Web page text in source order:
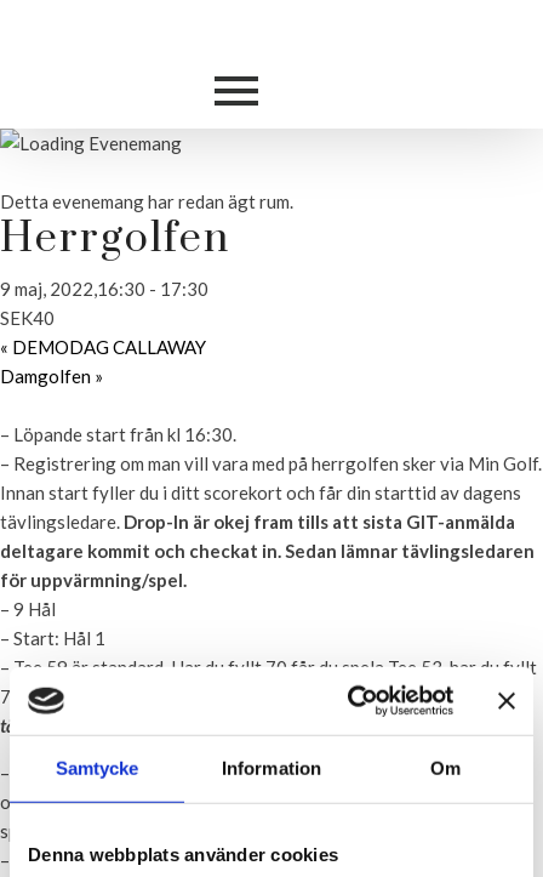
Samtycke Information Om
Denna webbplats använder cookies
Detta evenemang har redan ägt rum.
Herrgolfen
9 maj, 2022,16:30 - 17:30
SEK40
« DEMODAG CALLAWAY
Damgolfen »
– Löpande start från kl 16:30.
– Registrering om man vill vara med på herrgolfen sker via Min Golf.
Innan start fyller du i ditt scorekort och får din starttid av dagens
tävlingsledare. Drop-In är okej fram tills att sista GIT-anmälda
deltagare kommit och checkat in. Sedan lämnar tävlingsledaren
för uppvärmning/spel.
– 9 Hål
– Start: Hål 1
– Tee 59 är standard. Har du fyllt 70 får du spela Tee 53, har du fyllt
75 år får du spela Tee 47.
Klicka i ”Tillåt val av tee enligt ”Tee i HCP-
tävlingar” om du ska spela 53 eller 47
– Startavgiften är 40 kr och betalas helst via Swish. Kontanter är
okej i undantagsfall. Betalar gör du till tävlingsledaren innan du
spelar.
– Macka efter spel förbeställs innan spel. Kostnad 30 kr.